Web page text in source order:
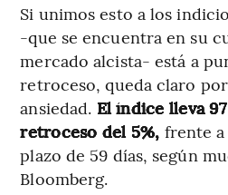
Si unimos esto a los
-que se encuentra en su
mercado alcista- está a
retroceso, queda claro
ansiedad. El índice lleva
retroceso del 5%, frente a
plazo de 59 días, según
Bloomberg.